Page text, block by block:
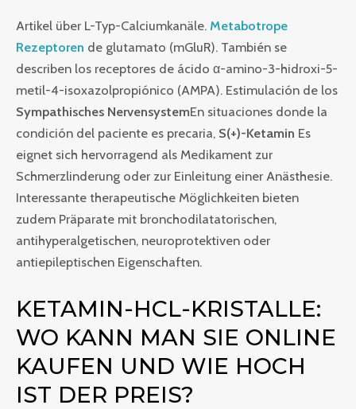
Artikel über L-Typ-Calciumkanäle. Metabotrope
Rezeptoren de glutamato (mGluR). También se
describen los receptores de ácido α-amino-3-hidroxi-5-
metil-4-isoxazolpropiónico (AMPA). Estimulación de los
Sympathisches NervensystemEn situaciones donde la
condición del paciente es precaria, S(+)-Ketamin Es
eignet sich hervorragend als Medikament zur
Schmerzlinderung oder zur Einleitung einer Anästhesie.
Interessante therapeutische Möglichkeiten bieten
zudem Präparate mit bronchodilatatorischen,
antihyperalgetischen, neuroprotektiven oder
antiepileptischen Eigenschaften.
KETAMIN-HCL-KRISTALLE:
WO KANN MAN SIE ONLINE
KAUFEN UND WIE HOCH
IST DER PREIS?